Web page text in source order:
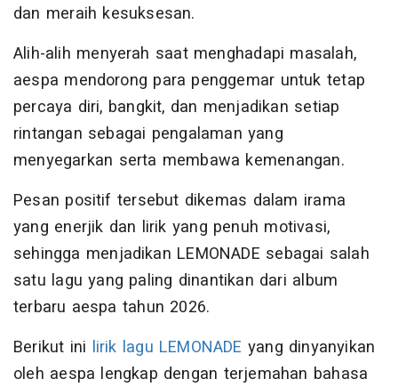
dan meraih kesuksesan.
Alih-alih menyerah saat menghadapi masalah,
aespa mendorong para penggemar untuk tetap
percaya diri, bangkit, dan menjadikan setiap
rintangan sebagai pengalaman yang
menyegarkan serta membawa kemenangan.
Pesan positif tersebut dikemas dalam irama
yang enerjik dan lirik yang penuh motivasi,
sehingga menjadikan LEMONADE sebagai salah
satu lagu yang paling dinantikan dari album
terbaru aespa tahun 2026.
Berikut ini lirik lagu LEMONADE yang dinyanyikan
oleh aespa lengkap dengan terjemahan bahasa